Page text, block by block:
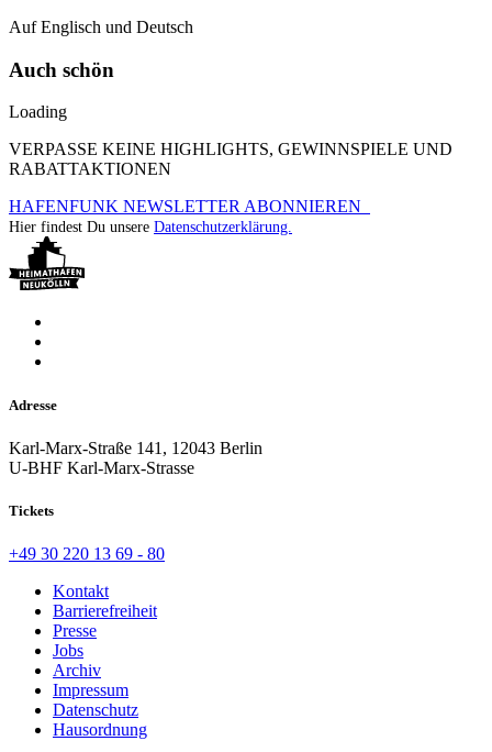
Auf Englisch und Deutsch
Auch schön
Loading
VERPASSE KEINE HIGHLIGHTS, GEWINNSPIELE UND
RABATTAKTIONEN
HAFENFUNK NEWSLETTER ABONNIEREN
Hier findest Du unsere Datenschutzerklärung.
Adresse
Karl-Marx-Straße 141, 12043 Berlin
U-BHF Karl-Marx-Strasse
Tickets
+49 30 220 13 69 - 80
Kontakt
Barrierefreiheit
Presse
Jobs
Archiv
Impressum
Datenschutz
Hausordnung